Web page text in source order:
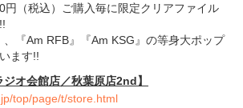
円（税込）ご購入毎に限定クリアファイル
、『Am RFB』『Am KSG』の等身大ポップ
ます!!
ジオ会館店／秋葉原店2nd】
top/page/t/store.html